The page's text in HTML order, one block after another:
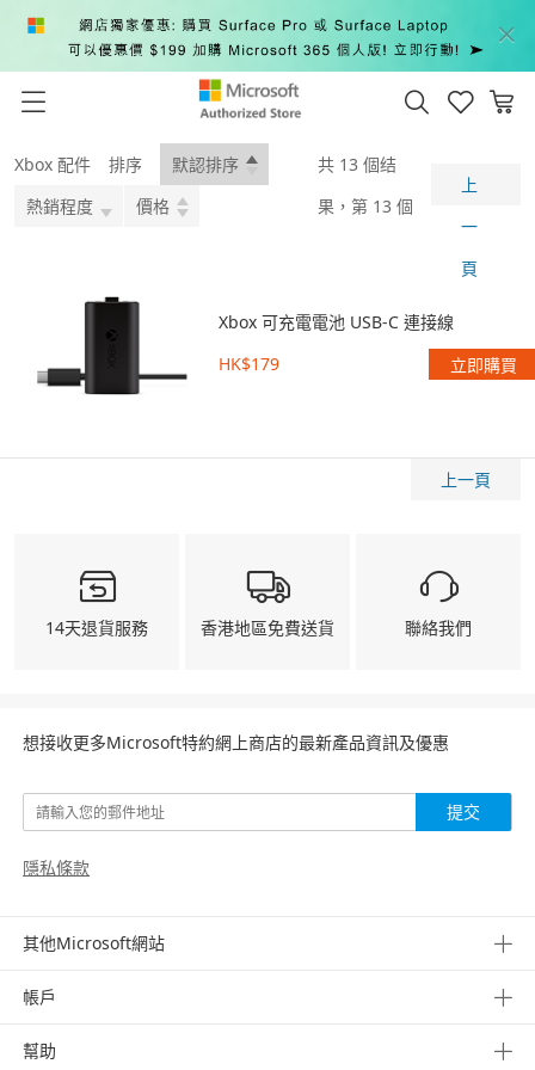
Xbox 配件 排序
默認排序
熱銷程度
價格
共 13 個结
果，第 13 個
上
一
頁
Xbox 可充電電池 USB-C 連接線
HK$179
立即購買
上一頁
14天退貨服務 香港地區免費送貨 聯絡我們
想接收更多Microsoft特約網上商店的最新產品資訊及優惠
提交
隱私條款
其他Microsoft網站
帳戶
幫助